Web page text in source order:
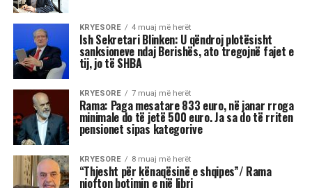
Astrologjia tregon se disa shenja të zodiakut
janë më të prirura të përjetojnë xhelozi, për
shkak të pasigurisë, krenarisë ose nevojës së
fortë për njohje.
Kjo dinamikë shpesh sjell tensione dhe konflikte,
si në jetën personale, ashtu edhe në atë
profesionale.
Më poshtë janë tre shenjat e zodiakut që